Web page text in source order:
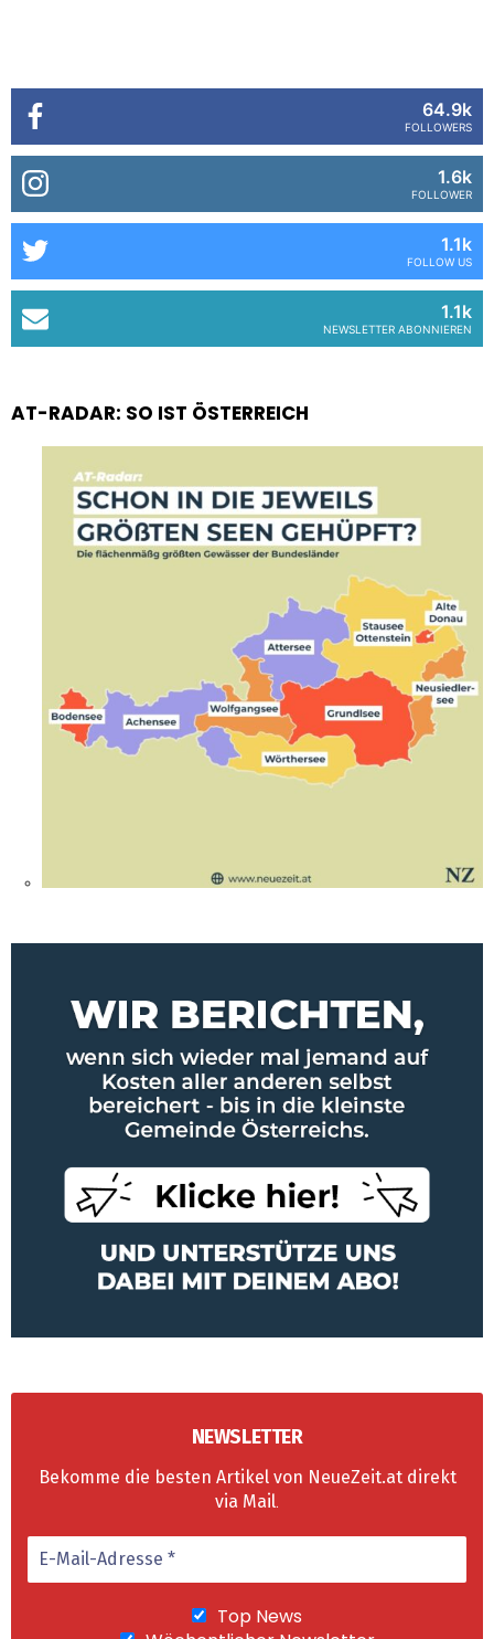
64.9k
FOLLOWERS
1.6k
FOLLOWER
1.1k
FOLLOW US
1.1k
NEWSLETTER ABONNIEREN
AT-RADAR: SO IST ÖSTERREICH
NEWSLETTER
Bekomme die besten Artikel von NeueZeit.at direkt
via Mail.
Top News